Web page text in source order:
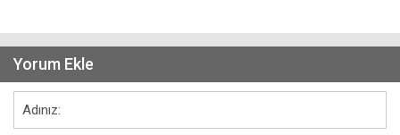
Yorum Ekle